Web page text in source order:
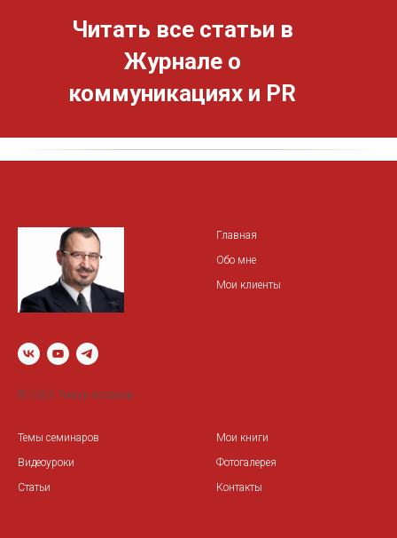
Читать все статьи в
Журнале о
коммуникациях и PR
© 2024 Тимур Асланов
Главная
Обо мне
Мои клиенты
Темы семинаров
Видеоуроки
Статьи
Мои книги
Фотогалерея
Контакты